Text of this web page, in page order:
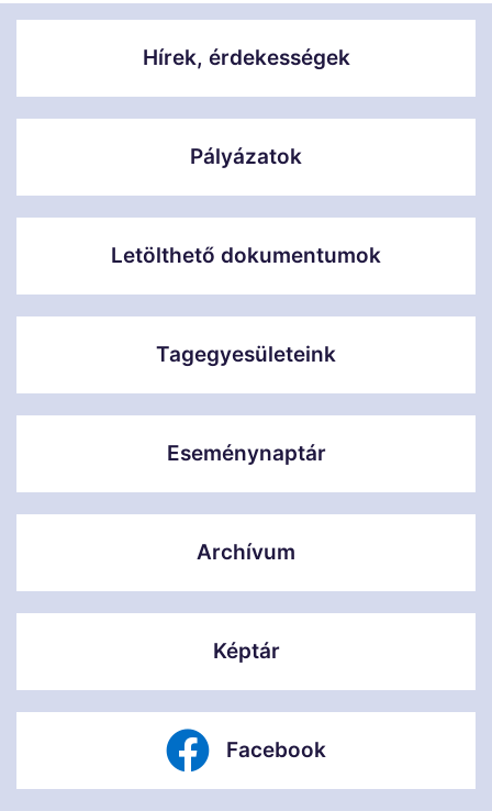
Hírek, érdekességek
Pályázatok
Letölthető dokumentumok
Tagegyesületeink
Eseménynaptár
Archívum
Képtár
Facebook